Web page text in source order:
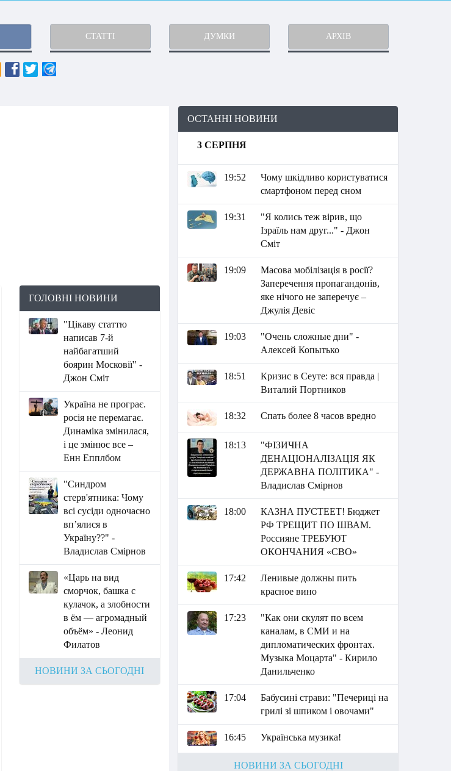
СТАТТІ ДУМКИ АРХІВ
ГОЛОВНІ НОВИНИ
"Цікаву статтю
написав 7-й
найбагатший
боярин Московії" -
Джон Сміт
Україна не програє.
росія не перемагає.
Динаміка змінилася,
і це змінює все –
Енн Епплбом
"Синдром
стерв'ятника: Чому
всі сусіди одночасно
вп’ялися в
Україну??" -
Владислав Смірнов
«Царь на вид
сморчок, башка с
кулачок, а злобности
в ём — агромадный
объём» - Леонид
Филатов
НОВИНИ ЗА СЬОГОДНІ
ОСТАННІ НОВИНИ
3 СЕРПНЯ
19:52
Чому шкідливо користуватися
смартфоном перед сном
19:31
"Я колись теж вірив, що
Ізраїль нам друг..." - Джон
Сміт
19:09
Масова мобілізація в росії?
Заперечення пропагандонів,
яке нічого не заперечує –
Джулія Девіс
19:03
"Очень сложные дни" -
Алексей Копытько
18:51
Кризис в Сеуте: вся правда |
Виталий Портников
18:32 Спать более 8 часов вредно
18:13
"ФІЗИЧНА
ДЕНАЦІОНАЛІЗАЦІЯ ЯК
ДЕРЖАВНА ПОЛІТИКА" -
Владислав Смірнов
18:00
КАЗНА ПУСТЕЕТ! Бюджет
РФ ТРЕЩИТ ПО ШВАМ.
Россияне ТРЕБУЮТ
ОКОНЧАНИЯ «СВО»
17:42
Ленивые должны пить
красное вино
17:23
"Как они скулят по всем
каналам, в СМИ и на
дипломатических фронтах.
Музыка Моцарта" - Кирило
Данильченко
17:04
Бабусині страви: "Печериці на
грилі зі шпиком і овочами"
16:45 Українська музика!
НОВИНИ ЗА СЬОГОДНІ